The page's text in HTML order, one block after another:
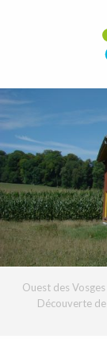
Ouest des Vosges
Découverte de
La